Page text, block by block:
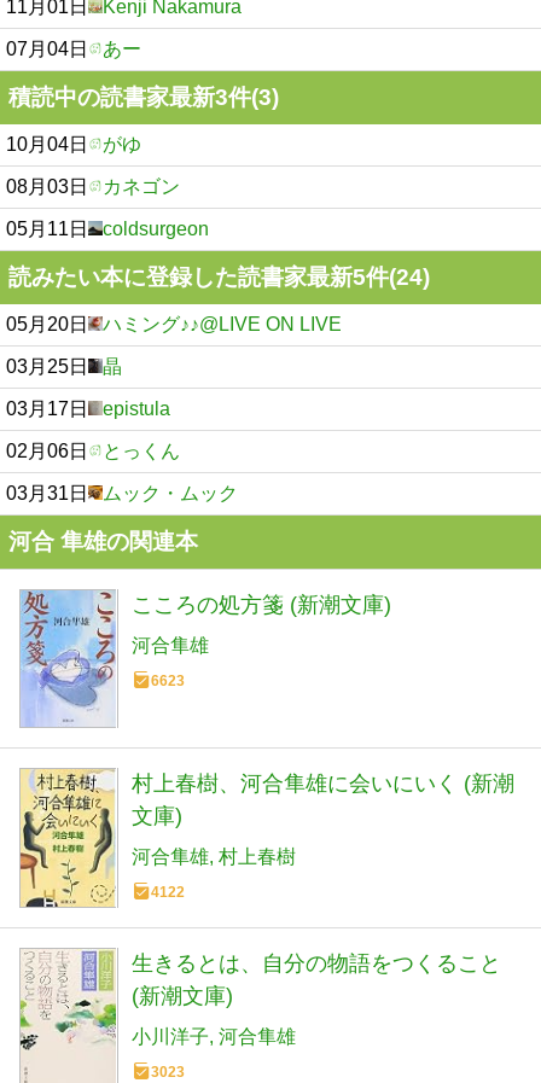
11月01日 Kenji Nakamura
07月04日 あー
積読中の読書家最新3件(3)
10月04日 がゆ
08月03日 カネゴン
05月11日 coldsurgeon
読みたい本に登録した読書家最新5件(24)
05月20日 ハミング♪♪@LIVE ON LIVE
03月25日 晶
03月17日 epistula
02月06日 とっくん
03月31日 ムック・ムック
河合 隼雄の関連本
こころの処方箋 (新潮文庫)
河合隼雄
6623
村上春樹、河合隼雄に会いにいく (新潮
文庫)
河合隼雄 村上春樹
4122
生きるとは、自分の物語をつくること
(新潮文庫)
小川洋子 河合隼雄
3023